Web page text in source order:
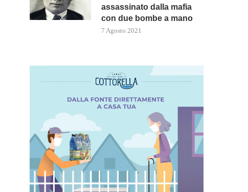
assassinato dalla mafia
con due bombe a mano
7 Agosto 2021